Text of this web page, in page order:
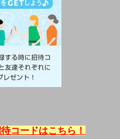
コードはこちら！